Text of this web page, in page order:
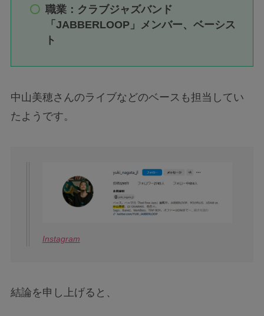
職業：クラブジャズバンド
「JABBERLOOP」メンバー、ベーシス
ト
中山美穂さんのライブなどのベースも担当してい
たようです。
Instagram
結論を申し上げると、